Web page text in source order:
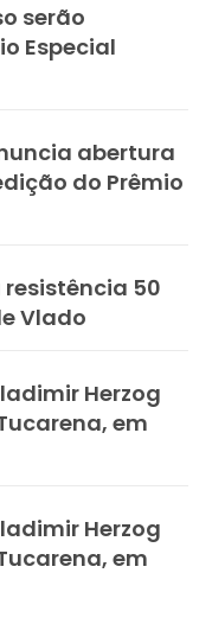
serão
Especial
abertura
do Prêmio
50
Vlado
Herzog
em
Herzog
em